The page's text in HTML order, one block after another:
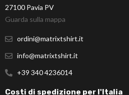
27100 Pavia PV
Guarda sulla mappa
ordini@matrixtshirt.it
info@matrixtshirt.it
+39 340 4236014
Costi di spedizione per l'Italia